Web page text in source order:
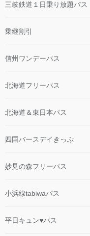
三岐鉄道１日乗り放題パス
乗継割引
信州ワンデーパス
北海道フリーパス
北海道＆東日本パス
四国バースデイきっぷ
妙見の森フリーパス
小浜線tabiwaパス
平日キュン♥パス